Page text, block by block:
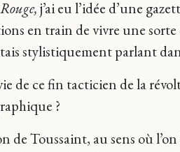
j’ai eu l’idée d’une
en train de vivre une
stylistiquement parlant
de ce fin tacticien de la
?
de Toussaint, au sens où